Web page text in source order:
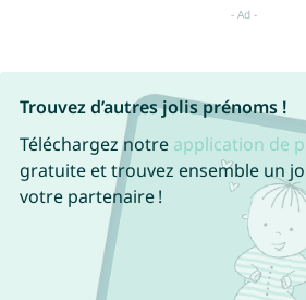
Trouvez d’autres jolis prénoms !
Téléchargez notre application de
gratuite et trouvez ensemble un
votre partenaire !